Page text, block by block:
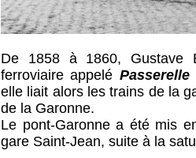
De 1858 à 1860, Gustave
ferroviaire appelé Passerelle
elle liait alors les trains de la
de la Garonne.
Le pont-Garonne a été mis
gare Saint-Jean, suite à la